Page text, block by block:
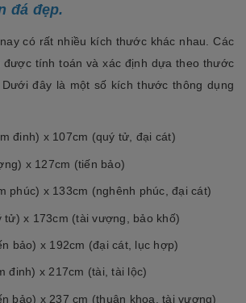
đá đẹp.
có rất nhiều kích thước khác nhau. Các
tính toán và xác định dựa theo thước
đây là một số kích thước thông dụng
đinh) x 107cm (quý tử, đại cát)
x 127cm (tiến bảo)
phúc) x 133cm (nghênh phúc, đại cát)
tử) x 173cm (tài vượng, bảo khố)
bảo) x 192cm (đại cát, lục hợp)
đinh) x 217cm (tài, tài lộc)
bảo) x 237 cm (thuận khoa, tài vượng)